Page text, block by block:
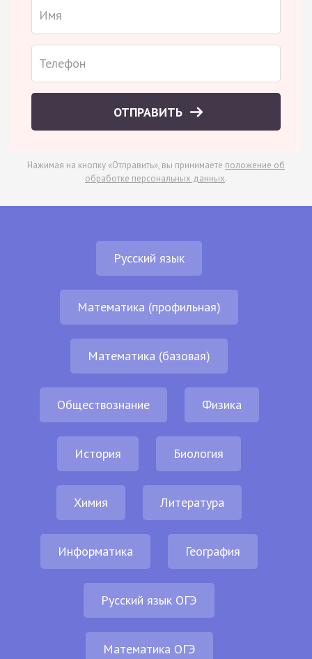
ОТПРАВИТЬ
Нажимая на кнопку «Отправить», вы принимаете положение об
обработке персональных данных.
Русский язык
Математика (профильная)
Математика (базовая)
Обществознание Физика
История Биология
Химия Литература
Информатика География
Русский язык ОГЭ
Математика ОГЭ